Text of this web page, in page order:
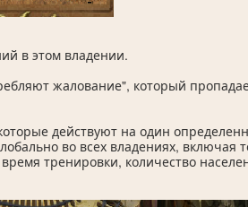
в этом владении.
жалование", который
действуют на один
во всех владениях, включая
тренировки, количество